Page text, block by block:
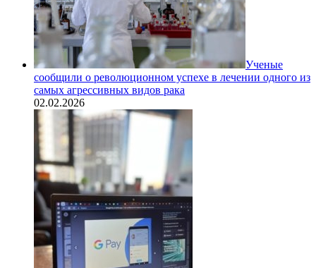
Ученые
сообщили о революционном успехе в лечении одного из
самых агрессивных видов рака
02.02.2026